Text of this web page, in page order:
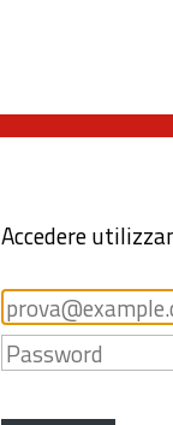
Accedere